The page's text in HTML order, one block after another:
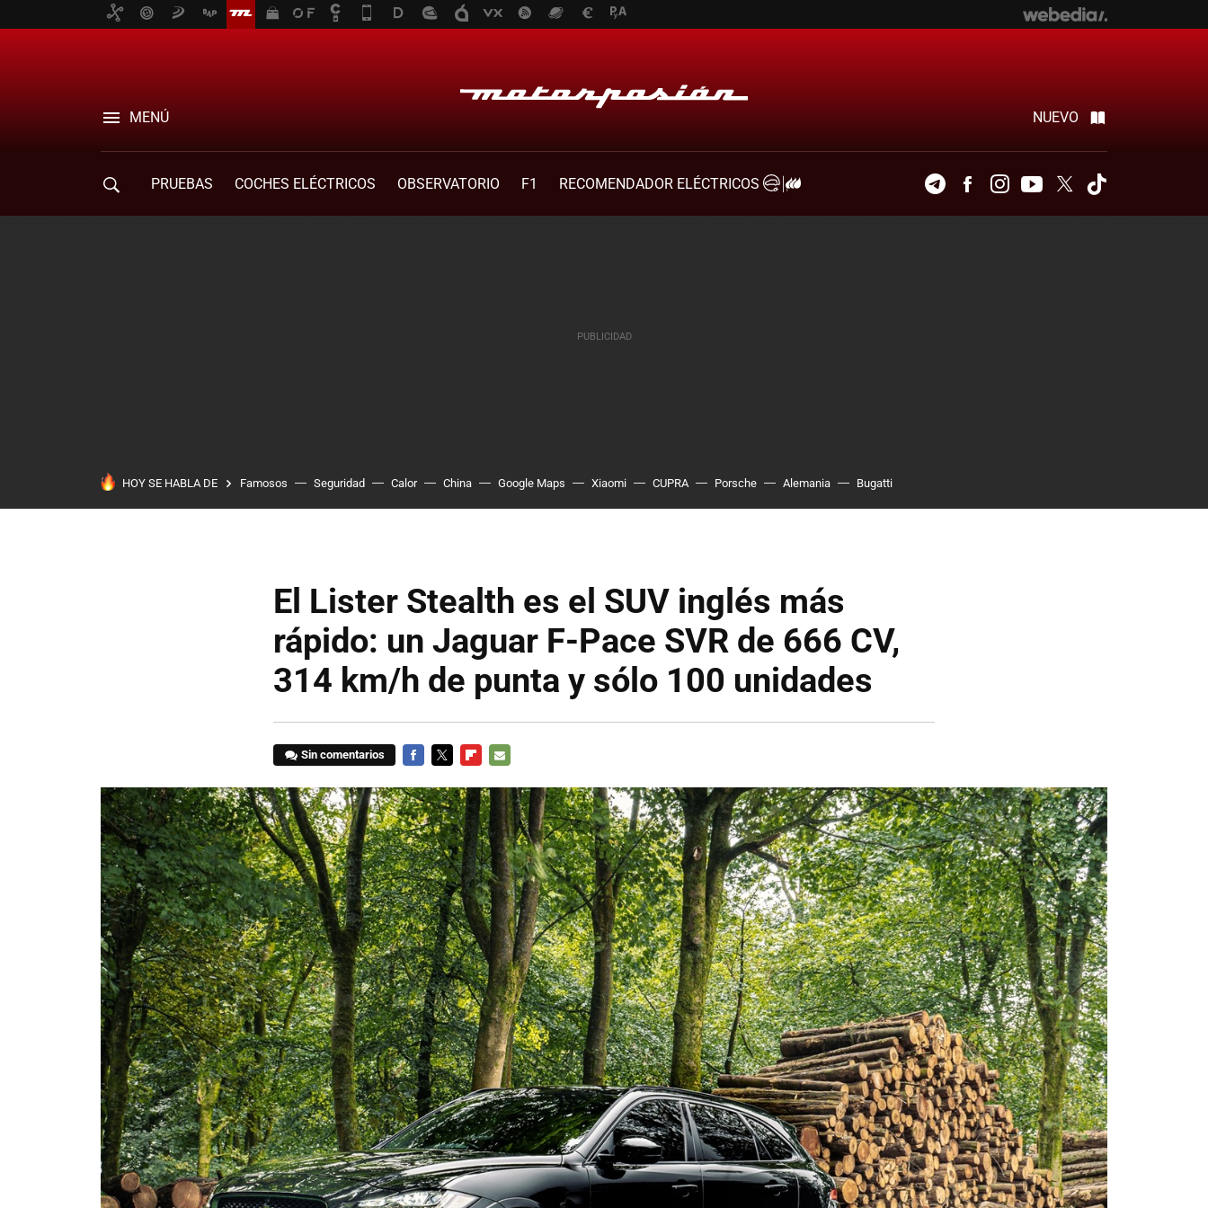
MENÚ NUEVO
PRUEBAS COCHES ELÉCTRICOS OBSERVATORIO F1
RECOMENDADOR ELÉCTRICOS
TelegramFacebookInstagramYoutubeTwitter
HOY SE HABLA DE Famosos Seguridad Calor China Google Maps Xiaomi CUPRA Porsche Alemania Bugatti
El Lister Stealth es el SUV inglés más
rápido: un Jaguar F-Pace SVR de 666 CV,
314 km/h de punta y sólo 100 unidades
Sin comentarios
MAIL